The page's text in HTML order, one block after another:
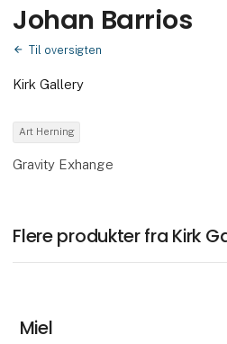
Johan Barrios
Til oversigten
Kirk Gallery
Art Herning
Gravity Exhange
Flere produkter fra Kirk
Miel